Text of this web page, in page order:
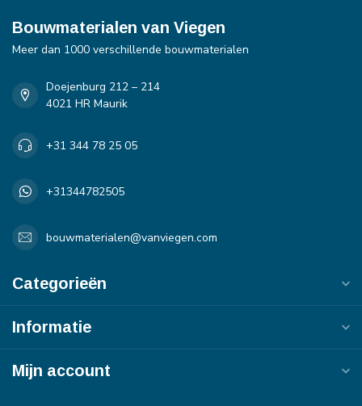
Bouwmaterialen van Viegen
Meer dan 1000 verschillende bouwmaterialen
Doejenburg 212 – 214
4021 HR Maurik
+31 344 78 25 05
+31344782505
bouwmaterialen@vanviegen.com
Categorieën
Informatie
Mijn account